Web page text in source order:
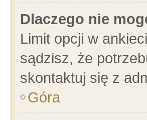
Dlaczego nie
Limit opcji w
sądzisz, że
skontaktuj się z
Góra